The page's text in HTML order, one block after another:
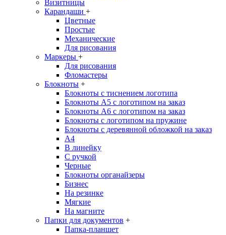
Визитницы
Карандаши +
Цветные
Простые
Механические
Для рисования
Маркеры +
Для рисования
Фломастеры
Блокноты +
Блокноты с тиснением логотипа
Блокноты А5 с логотипом на заказ
Блокноты А6 с логотипом на заказ
Блокноты с логотипом на пружине
Блокноты с деревянной обложкой на заказ
A4
В линейку
С ручкой
Черные
Блокноты органайзеры
Бизнес
На резинке
Мягкие
На магните
Папки для документов +
Папка-планшет